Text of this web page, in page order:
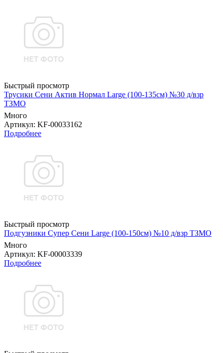
Быстрый просмотр
Трусики Сени Актив Нормал Large (100-135см) №30 д/взр
ТЗМО
Много
Артикул: KF-00033162
Подробнее
Быстрый просмотр
Подгузники Супер Сени Large (100-150см) №10 д/взр ТЗМО
Много
Артикул: KF-00003339
Подробнее